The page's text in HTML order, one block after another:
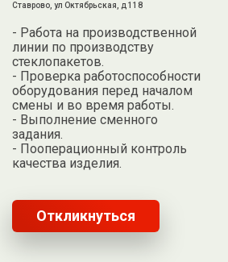
Ставрово, ул Октябрьская, д 118
- Работа на производственной
линии по производству
стеклопакетов.
- Проверка работоспособности
оборудования перед началом
смены и во время работы.
- Выполнение сменного
задания.
- Пооперационный контроль
качества изделия.
Откликнуться